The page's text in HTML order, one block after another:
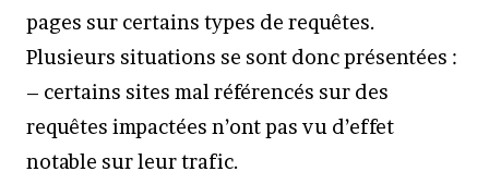
pages sur certains types de requêtes.
Plusieurs situations se sont donc présentées :
– certains sites mal référencés sur des
requêtes impactées n’ont pas vu d’effet
notable sur leur trafic.